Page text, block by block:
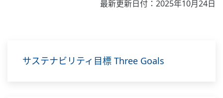
最新更新日付：2025年10月24日
サステナビリティ目標 Three Goals